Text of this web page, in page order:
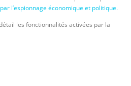
l’espionnage économique et politique.
les fonctionnalités activées par la